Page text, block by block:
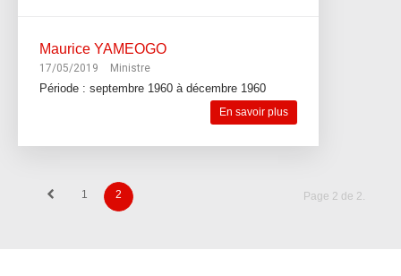
Maurice YAMEOGO
17/05/2019 Ministre
Période : septembre 1960 à décembre 1960
En savoir plus
Page 2 de 2.
1 2